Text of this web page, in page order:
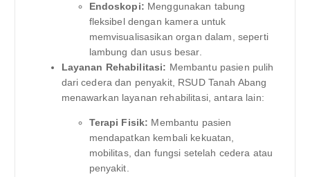
Endoskopi: Menggunakan tabung
fleksibel dengan kamera untuk
memvisualisasikan organ dalam, seperti
lambung dan usus besar.
Layanan Rehabilitasi: Membantu pasien pulih
dari cedera dan penyakit, RSUD Tanah Abang
menawarkan layanan rehabilitasi, antara lain:
Terapi Fisik: Membantu pasien
mendapatkan kembali kekuatan,
mobilitas, dan fungsi setelah cedera atau
penyakit.